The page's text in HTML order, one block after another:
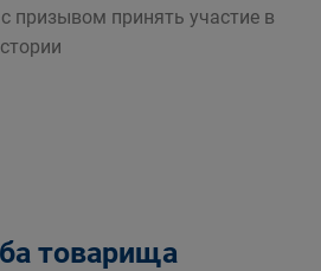
призывом принять участие в
товарища